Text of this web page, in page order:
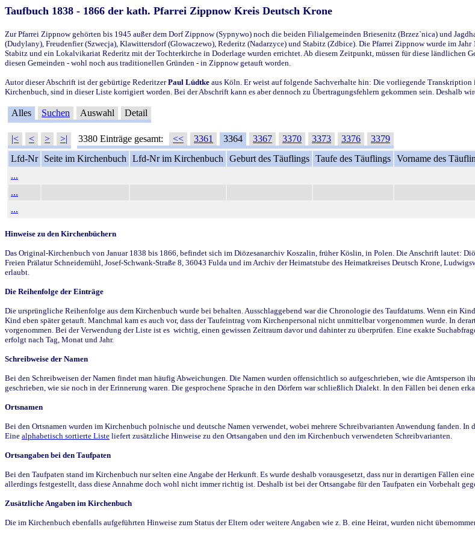
Taufbuch 1838 - 1866 der kath. Pfarrei Zippnow Kreis Deutsch Krone
Zur Pfarrei Zippnow gehörten bis 1945 außer dem Dorf Zippnow (Sypnywo) noch die beiden Filialgemeinden Briesenitz (Brzez`nica) und
(Dudylany), Freudenfier (Szwecja), Klawittersdorf (Glowaczewo), Rederitz (Nadarzyce) und Stabitz (Zdbice). Die Pfarrei Zippnow wurde im
Stabitz und ein Lokalvikariat Rederitz mit der Tochterkirche in Doderlage wurden errichtet. Ab diesem Zeitpunkt, müssen für diese ländlichen
diesen Gemeinden - wohl noch aus traditionellen Gründen - in Zippnow getauft worden.
Autor dieser Abschrift ist der gebürtige RederitzerPaul Lüdtke aus Köln. Er weist auf folgende Sachverhalte hin: Die vorliegende
Kirchenbuch, sind in dieser Liste korrigiert worden. Bei der Abschrift kann es aber dennoch zu Übertragungsfehlern gekommen sein. Deshalb
Alles Suchen Auswahl Detail
|< < > >| 3380 Einträge gesamt: << 3361 3364 3367 3370 3373 3376
3379
Lfd-Nr
Seite im Kirchenbuch Lfd-Nr im Kirchenbuch Geburt des Täuflings Taufe des Täuflings Vorname des
...
...
...
Hinweise zu den Kirchenbüchern
Das Original-Kirchenbuch von Januar 1838 bis 1866, befindet sich im Diözesanarchiv Koszalin, früher Köslin, in Polen. Die Anschrift lautet:
Freien Prälatur Schneidemühl, Josef-Schwank-Straße 8, 36043 Fulda und im Archiv der Heimatstube des Heimatkreises Deutsch Krone,
erlaubt.
Die Reihenfolge der Einträge
Die ursprüngliche Reihenfolge aus dem Kirchenbuch wurde bei behalten. Ausschlaggebend war die Chronologie des Taufdatums. Wenn ein
Kind eben später getauft. Manchmal kam es auch vor, dass der Taufeintrag vom Kirchenpersonal nicht unmittelbar vorgenommen wurde. In
vorgenommen. Bei der Verwendung der Liste ist es wichtig, einen gewissen Zeitraum davor und dahinter zu überprüfen. Eine exakte
erfolgt nach Tag, Monat und Jahr.
Schreibweise der Namen
Bei den Schreibweisen der Namen findet man häufig Abweichungen. Die Namen wurden offensichtlich so aufgeschrieben, wie die Amtsperson
geschrieben, wie sie noch in der Erinnerung waren. Die gesprochene Sprache in den Dörfern war schließlich Dialekt. In den Fällen bei denen
Ortsnamen
Bei den Ortsnamen wurden im Kirchenbuch polnische und deutsche Namen verwendet, wobei mehrere Schreibvarianten Anwendung fanden.
Eine alphabetisch sortierte Liste liefert zusätzliche Hinweise zu den Ortsangaben und den im Kirchenbuch verwendeten Schreibvarianten.
Ortsangaben bei den Taufpaten
Bei den Taufpaten stand im Kirchenbuch nur selten eine Angabe der Herkunft. Es wurde deshalb vorausgesetzt, dass nur in derartigen Fällen
allerdings festgestellt, dass diese Annahme doch wohl nicht immer richtig ist. Deshalb ist bei der Ortsangabe für den Taufpaten ein Vorbehalt
Zusätzliche Angaben im Kirchenbuch
Die im Kirchenbuch ebenfalls aufgeführten Hinweise zum Status der Eltern oder weitere Angaben wie z. B. eine Heirat, wurden nicht